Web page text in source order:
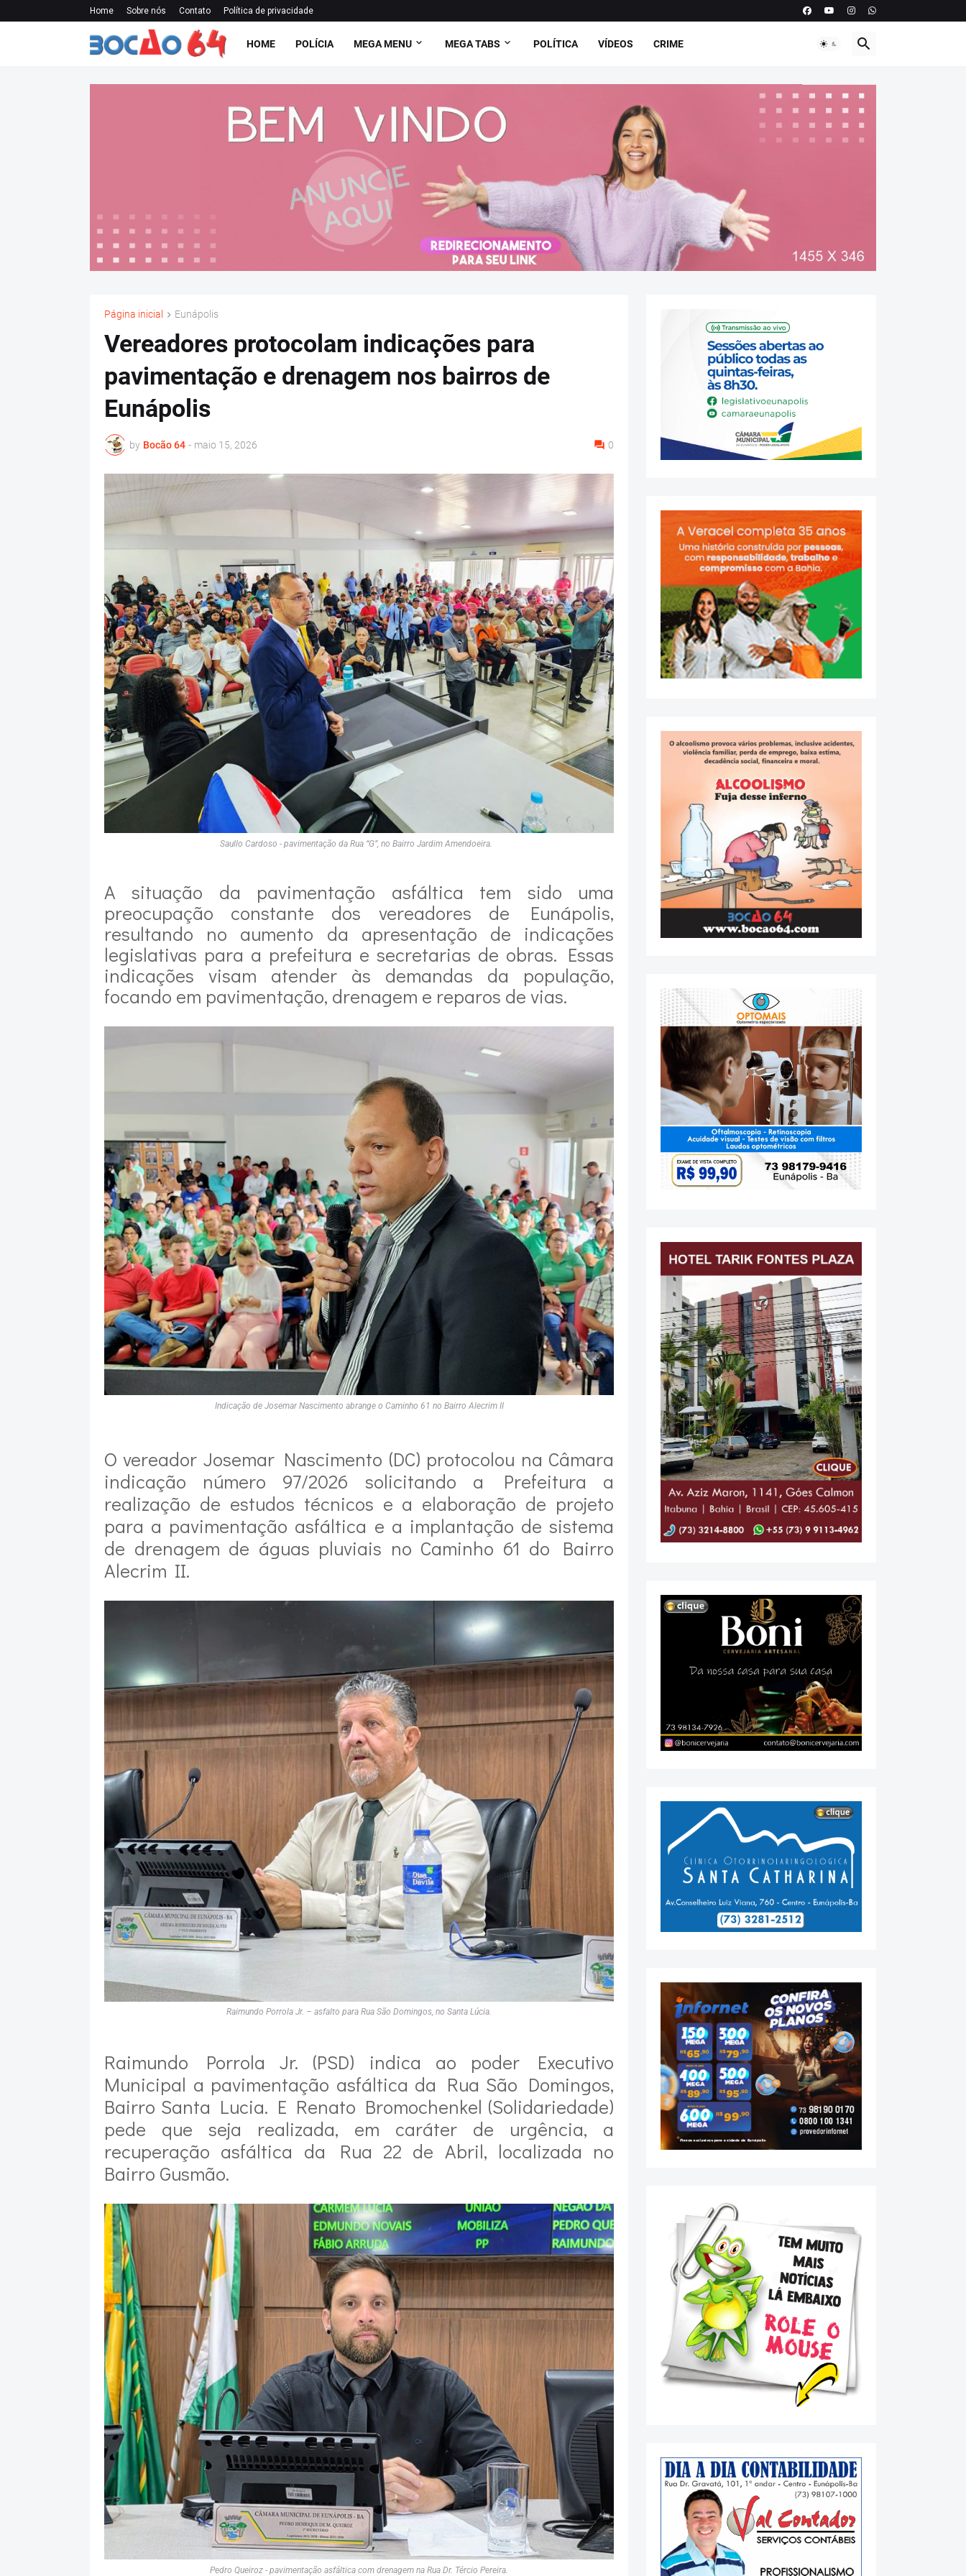
Home Sobre nós Contato Política de privacidade
HOME POLÍCIA MEGA MENU MEGA TABS POLÍTICA VÍDEOS CRIME
Página inicial Eunápolis
Vereadores protocolam indicações para
pavimentação e drenagem nos bairros de
Eunápolis
by Bocão 64 - maio 15, 2026 0
Saullo Cardoso - pavimentação da Rua “G”, no Bairro Jardim Amendoeira.
A situação da pavimentação asfáltica tem sido uma
preocupação constante dos vereadores de Eunápolis,
resultando no aumento da apresentação de indicações
legislativas para a prefeitura e secretarias de obras. Essas
indicações visam atender às demandas da população,
focando em pavimentação, drenagem e reparos de vias.
Indicação de Josemar Nascimento abrange o Caminho 61 no Bairro Alecrim II
O vereador Josemar Nascimento (DC) protocolou na Câmara
indicação número 97/2026 solicitando a Prefeitura a
realização de estudos técnicos e a elaboração de projeto
para a pavimentação asfáltica e a implantação de sistema
de drenagem de águas pluviais no Caminho 61 do Bairro
Alecrim II.
Raimundo Porrola Jr. – asfalto para Rua São Domingos, no Santa Lúcia.
Raimundo Porrola Jr. (PSD) indica ao poder Executivo
Municipal a pavimentação asfáltica da Rua São Domingos,
Bairro Santa Lucia. E Renato Bromochenkel (Solidariedade)
pede que seja realizada, em caráter de urgência, a
recuperação asfáltica da Rua 22 de Abril, localizada no
Bairro Gusmão.
Pedro Queiroz - pavimentação asfáltica com drenagem na Rua Dr. Tércio Pereira.